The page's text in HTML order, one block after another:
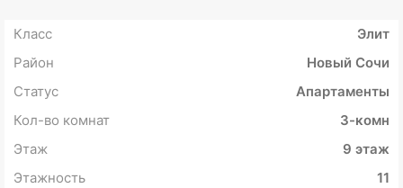
Класс
Элит
Район
Новый Сочи
Статус
Апартаменты
Кол-во комнат
3-комн
Этаж
9 этаж
Этажность
11